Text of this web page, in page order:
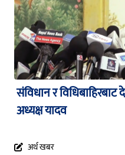
संविधान र
अध्यक्ष यादव
अर्थ खबर